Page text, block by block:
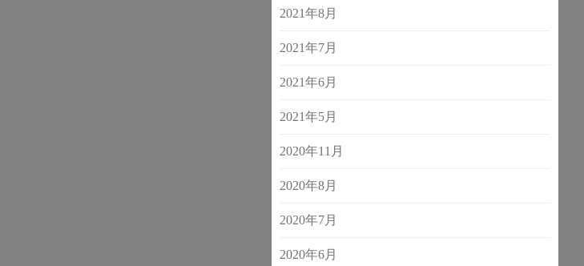
2021年8月
2021年7月
2021年6月
2021年5月
2020年11月
2020年8月
2020年7月
2020年6月